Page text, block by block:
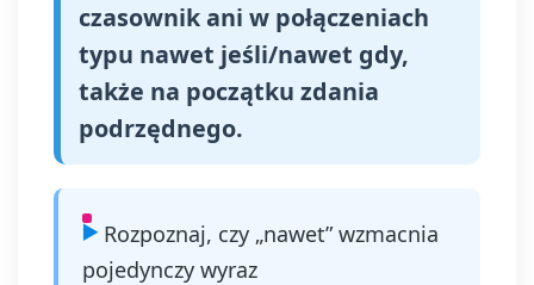
czasownik ani w połączeniach
typu nawet jeśli/nawet gdy,
także na początku zdania
podrzędnego.
Rozpoznaj, czy „nawet” wzmacnia
pojedynczy wyraz